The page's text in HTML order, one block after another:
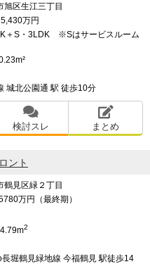
旭区生江三丁目
万円
＋S・3LDK ※Sはサービスルーム
城北公園通 駅 徒歩10分
検討スレ まとめ
ント
鶴見区緑２丁目
万円（最終期）
2
堀鶴見緑地線 今福鶴見 駅徒歩14